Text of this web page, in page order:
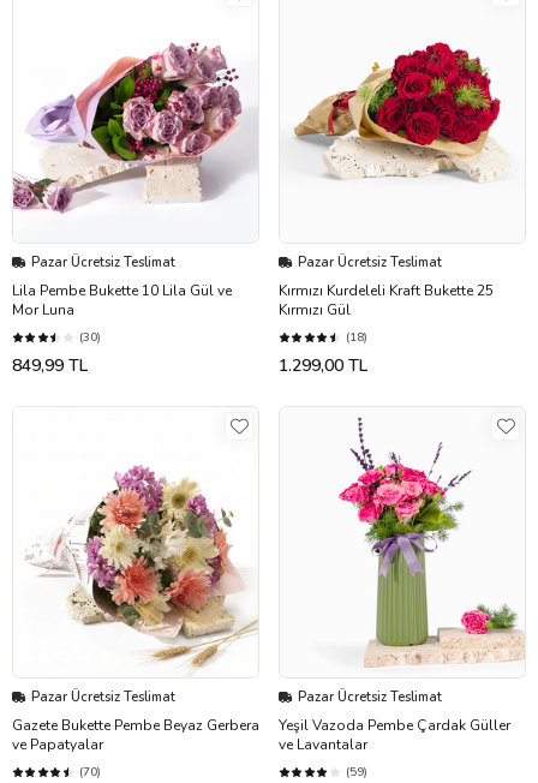
Pazar Ücretsiz Teslimat
Lila Pembe Bukette 10 Lila Gül ve
Mor Luna
(30)
849,99 TL
Pazar Ücretsiz Teslimat
Kırmızı Kurdeleli Kraft Bukette 25
Kırmızı Gül
(18)
1.299,00 TL
Pazar Ücretsiz Teslimat
Gazete Bukette Pembe Beyaz Gerbera
ve Papatyalar
(70)
Pazar Ücretsiz Teslimat
Yeşil Vazoda Pembe Çardak Güller
ve Lavantalar
(59)